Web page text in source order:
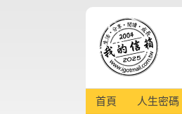
首頁 人生密碼